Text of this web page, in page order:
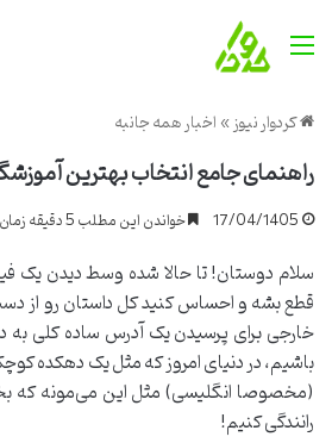
منو
کردوار نیوز»اخبار همه جانبه
راهنمای جامع انتخاب بهترین
17/04/1405 خواندن این مطلب 5 دقیقه زمان میبرد
سلام دوستان! تا حالا شده وسط دیدن یک
قطع بشه و احساس کنید کل داستان رو از
خارجی برای پرسیدن یک آدرس ساده کلی به
باشیم، در دنیای امروز که مثل یک دهکده
(مخصوصا انگلیسی) مثل این می‌مونه که
رانندگی کنیم!